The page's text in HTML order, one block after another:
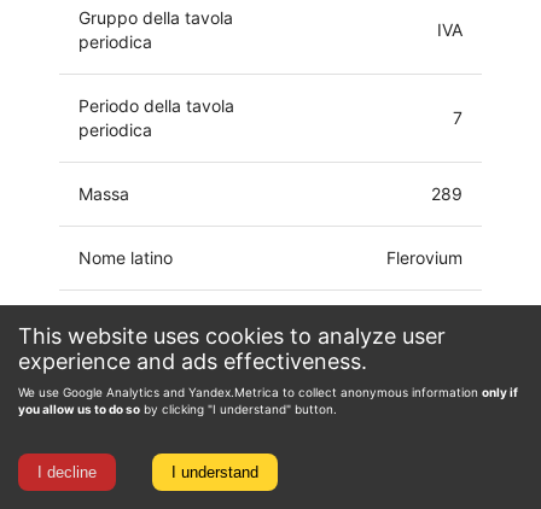
This website uses cookies to analyze user
experience and ads effectiveness.
We use Google Analytics and Yandex.Metrica to collect anonymous information only if
you allow us to do so by clicking "I understand" button.
I decline I understand
Gruppo della tavola
periodica
IVA
Periodo della tavola
periodica
7
Massa 289
Nome latino Flerovium
elettronica
6d10
Stato di ossidazione